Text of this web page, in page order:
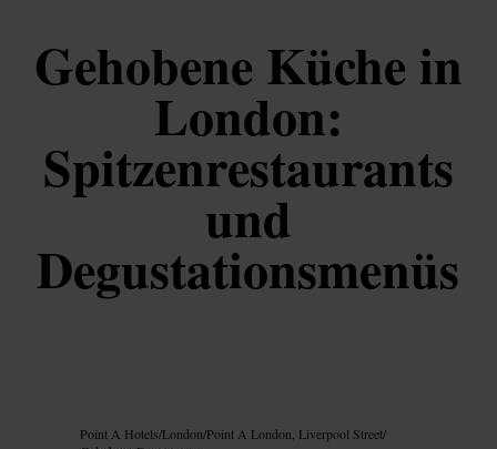
Gehobene Küche in
London:
Spitzenrestaurants
und
Degustationsmenüs
Point A Hotels/London/Point A London, Liverpool Street/